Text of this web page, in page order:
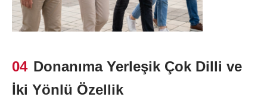
04 Donanıma Yerleşik Çok Dilli ve
İki Yönlü Özellik